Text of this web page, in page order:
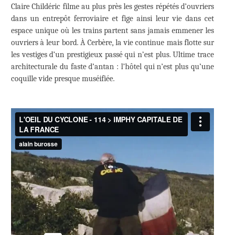
Claire Childéric filme au plus près les gestes répétés d’ouvriers
dans un entrepôt ferroviaire et fige ainsi leur vie dans cet
espace unique où les trains partent sans jamais emmener les
ouvriers à leur bord. À Cerbère, la vie continue mais flotte sur
les vestiges d’un prestigieux passé qui n’est plus. Ultime trace
architecturale du faste d’antan : l’hôtel qui n’est plus qu’une
coquille vide presque muséifiée.